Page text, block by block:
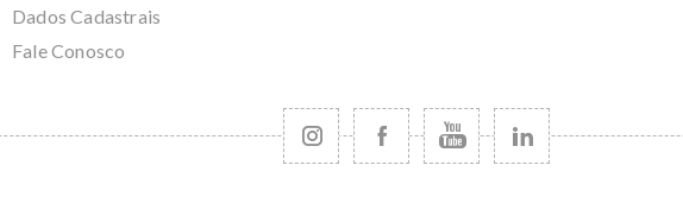
Dados Cadastrais
Fale Conosco